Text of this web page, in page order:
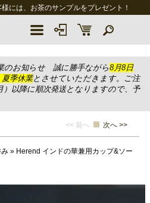
には、お茶のサンプルをプレゼント！
のお知らせ 誠に勝手ながら8月8日
夏季休業とさせていただきます。ご注
）以降に順次発送となりますので、予
<< 前へ 次へ >>
» Herend インドの華兼用カップ&ソー